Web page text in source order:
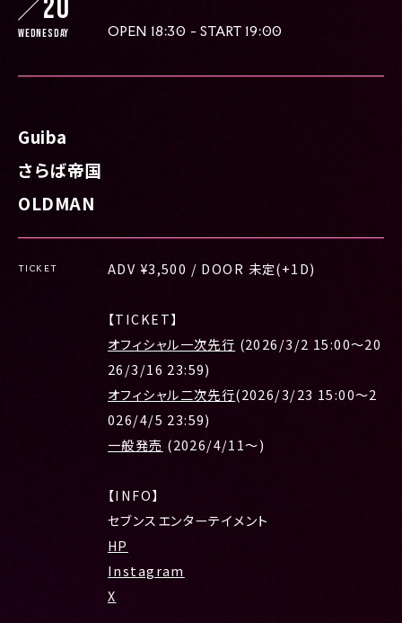
20
Wednesday OPEN 18:30 - START 19:00
Guiba
さらば帝国
OLDMAN
TICKET ADV ¥3,500 / DOOR 未定(+1D)
【TICKET】
オフィシャル一次先行 (2026/3/2 15:00〜20
26/3/16 23:59)
オフィシャル二次先行(2026/3/23 15:00～2
026/4/5 23:59)
一般発売 (2026/4/11〜)
【INFO】
セブンスエンターテイメント
HP
Instagram
X